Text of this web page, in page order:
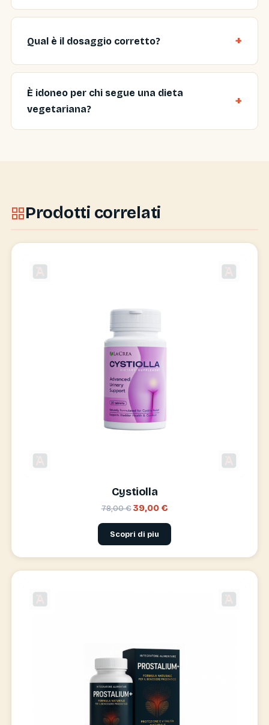
Qual è il dosaggio corretto?
È idoneo per chi segue una dieta
vegetariana?
Prodotti correlati
Cystiolla
78,00 €39,00 €
Scopri di piu